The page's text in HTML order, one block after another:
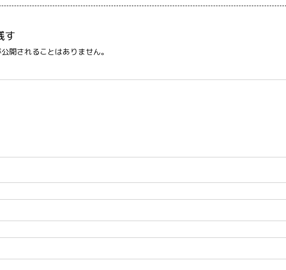
す
開されることはありません。